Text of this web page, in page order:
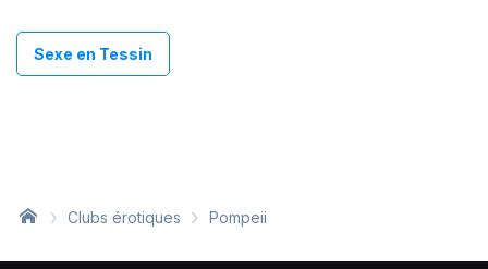
Sexe en Tessin
Clubs érotiques Pompeii